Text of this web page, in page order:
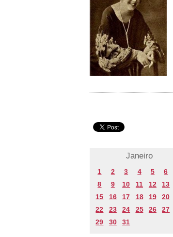
Janeiro
1 2 3 4 5 6
8
9 10 11 12 13
15
16 17 18 19 20
22
23 24 25 26 27
29
30 31